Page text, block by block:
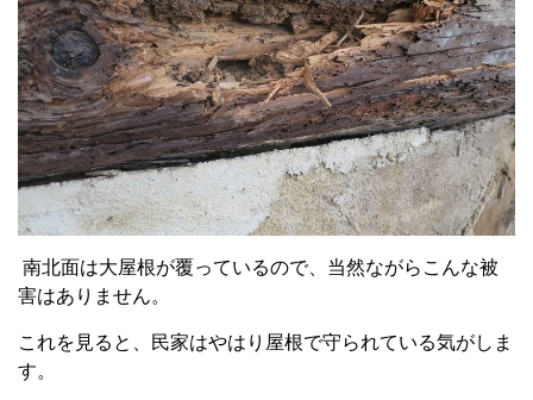
南北面は大屋根が覆っているので、当然ながらこんな被
害はありません。
これを見ると、民家はやはり屋根で守られている気がしま
す。